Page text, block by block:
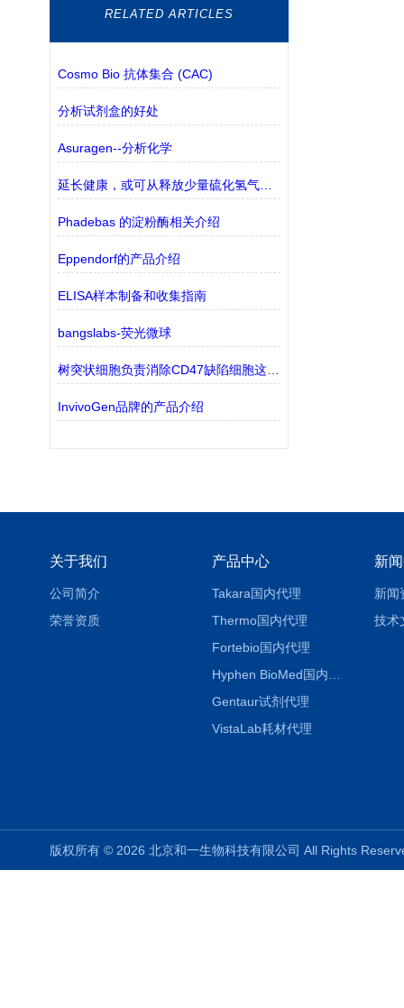
RELATED ARTICLES
Cosmo Bio 抗体集合 (CAC)
分析试剂盒的好处
Asuragen--分析化学
延长健康，或可从释放少量硫化氢气体(H2S)的药物中获取机会
Phadebas 的淀粉酶相关介绍
Eppendorf的产品介绍
ELISA样本制备和收集指南
bangslabs-荧光微球
树突状细胞负责消除CD47缺陷细胞这一发现，可能对癌症治疗有影响
InvivoGen品牌的产品介绍
关于我们
公司简介
荣誉资质
产品中心
Takara国内代理
Thermo国内代理
Fortebio国内代理
Gentaur试剂代理
VistaLab耗材代理
新
新闻
技术
版权所有 © 2026 北京和一生物科技有限公司 All Rights